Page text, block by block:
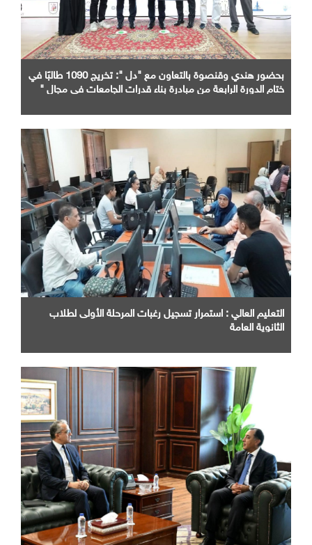
بحضور هندي وقنصوة بالتعاون مع "دل ": تخريج 1090 طالبًا في
ختام الدورة الرابعة من مبادرة بناء قدرات الجامعات في مجال "
التعليم العالي : استمرار تسجيل رغبات المرحلة الأولى لطلاب
الثانوية العامة